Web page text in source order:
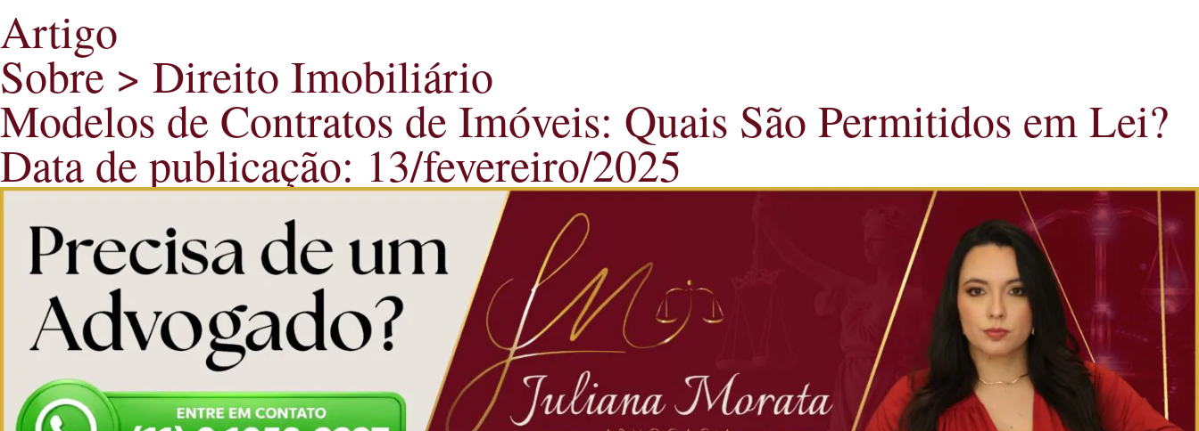
Artigo
Sobre > Direito Imobiliário
Modelos de Contratos de Imóveis: Quais São Permitidos em Lei?
Data de publicação: 13/fevereiro/2025